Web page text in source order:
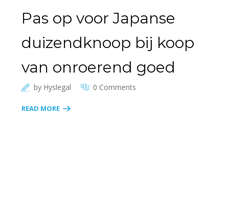
Pas op voor Japanse
duizendknoop bij koop
van onroerend goed
by Hyslegal 0 Comments
READ MORE